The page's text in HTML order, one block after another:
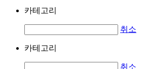
카테고리
취소
카테고리
취소